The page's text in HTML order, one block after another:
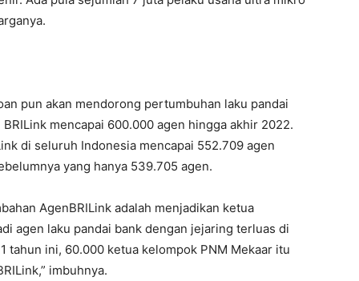
pun akan mendorong pertumbuhan laku pandai
mencapai 600.000 agen hingga akhir 2022.
di seluruh Indonesia mencapai 552.709 agen
yang hanya 539.705 agen.
AgenBRILink adalah menjadikan ketua
agen laku pandai bank dengan jejaring terluas di
tahun ini, 60.000 ketua kelompok PNM Mekaar itu
imbuhnya.